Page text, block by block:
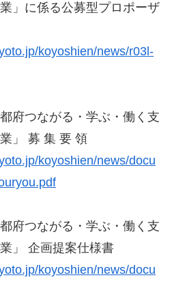
」に係る公募型プロポーザ
koyoshien/news/r03l-
府つながる・学ぶ・働く支
」 募 集 要 領
koyoshien/news/docu
府つながる・学ぶ・働く支
」 企画提案仕様書
koyoshien/news/docu